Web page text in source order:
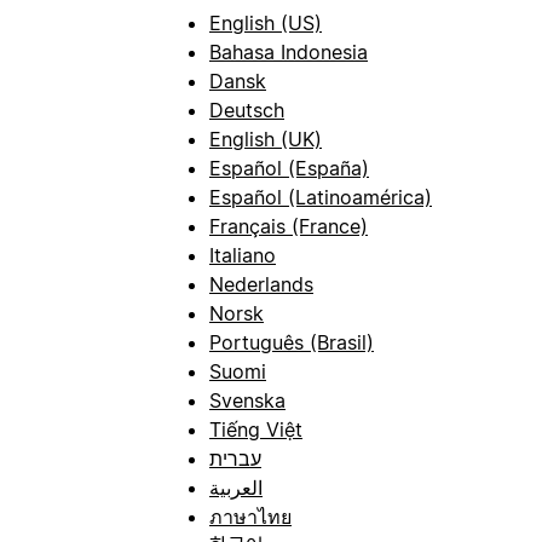
English (US)
Bahasa Indonesia
Dansk
Deutsch
English (UK)
Español (España)
Español (Latinoamérica)
Français (France)
Italiano
Nederlands
Norsk
Português (Brasil)
Suomi
Svenska
Tiếng Việt
עברית
العربية
ภาษาไทย